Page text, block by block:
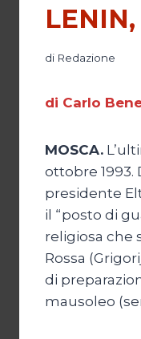
di Redazione
di Carlo
MOSCA.
ottobre
presidente
il “posto di
religiosa che
Rossa
di
mausoleo